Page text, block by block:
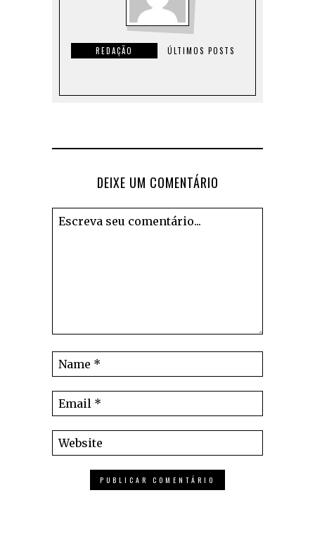
REDAÇÃO ÚLTIMOS POSTS
DEIXE UM COMENTÁRIO